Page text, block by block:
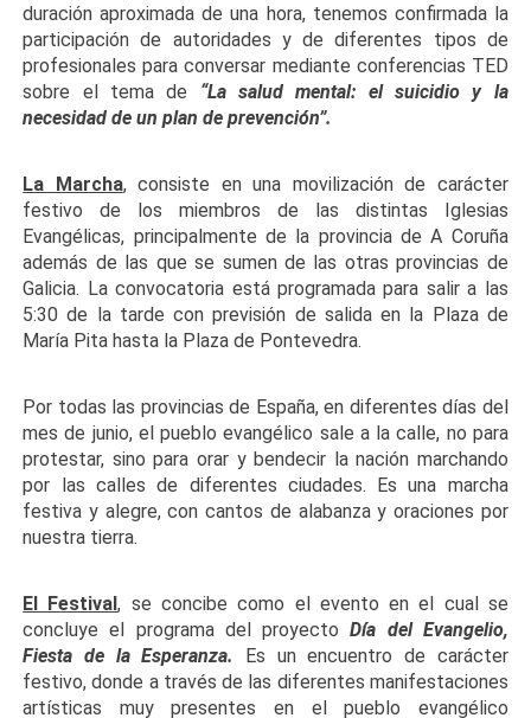
duración aproximada de una hora, tenemos confirmada la
participación de autoridades y de diferentes tipos de
profesionales para conversar mediante conferencias TED
sobre el tema de “La salud mental: el suicidio y la
necesidad de un plan de prevención”.
La Marcha, consiste en una movilización de carácter
festivo de los miembros de las distintas Iglesias
Evangélicas, principalmente de la provincia de A Coruña
además de las que se sumen de las otras provincias de
Galicia. La convocatoria está programada para salir a las
5:30 de la tarde con previsión de salida en la Plaza de
María Pita hasta la Plaza de Pontevedra.
Por todas las provincias de España, en diferentes días del
mes de junio, el pueblo evangélico sale a la calle, no para
protestar, sino para orar y bendecir la nación marchando
por las calles de diferentes ciudades. Es una marcha
festiva y alegre, con cantos de alabanza y oraciones por
nuestra tierra.
El Festival, se concibe como el evento en el cual se
concluye el programa del proyectoDía del Evangelio,
Fiesta de la Esperanza. Es un encuentro de carácter
festivo, donde a través de las diferentes manifestaciones
artísticas muy presentes en el pueblo evangélico